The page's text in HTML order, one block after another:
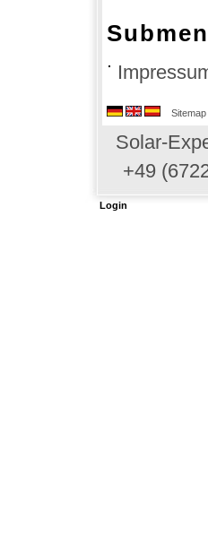
Sitemap
Solar-
+49
Login